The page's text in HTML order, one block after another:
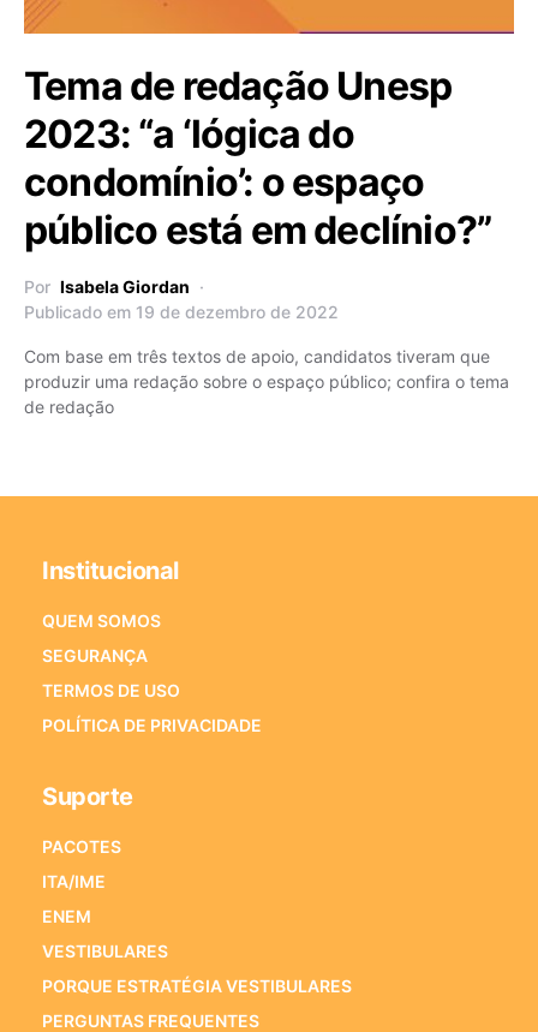
Tema de redação Unesp
2023: “a ‘lógica do
condomínio’: o espaço
público está em declínio?”
Por Isabela Giordan
Publicado em 19 de dezembro de 2022
Com base em três textos de apoio, candidatos tiveram que
produzir uma redação sobre o espaço público; confira o tema
de redação
Institucional
QUEM SOMOS
SEGURANÇA
TERMOS DE USO
POLÍTICA DE PRIVACIDADE
Suporte
PACOTES
ITA/IME
ENEM
VESTIBULARES
PORQUE ESTRATÉGIA VESTIBULARES
PERGUNTAS FREQUENTES